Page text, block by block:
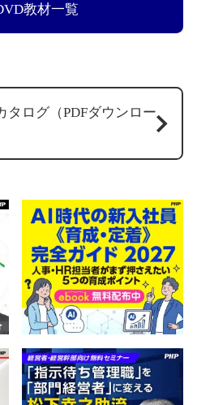
教材一覧
タログ（PDFダウンロー